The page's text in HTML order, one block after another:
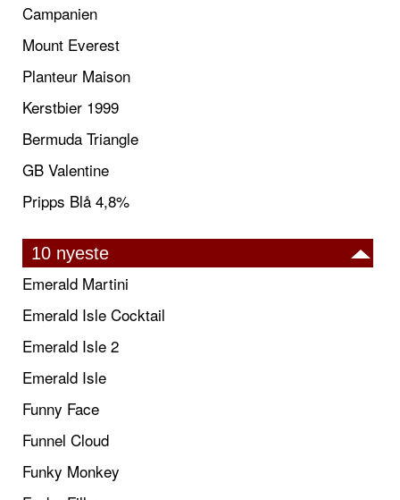
Campanien
Mount Everest
Planteur Maison
Kerstbier 1999
Bermuda Triangle
GB Valentine
Pripps Blå 4,8%
10 nyeste
Emerald Martini
Emerald Isle Cocktail
Emerald Isle 2
Emerald Isle
Funny Face
Funnel Cloud
Funky Monkey